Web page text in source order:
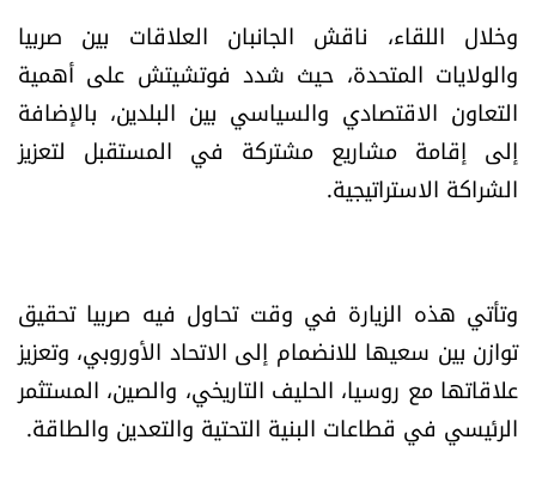
اقتصاد
العالم
الصحافة الإسرائيلية
فصل من كتاب
اقرأ تضحك
كاميرا
وخلال اللقاء، ناقش الجانبان العلاقات بين صربيا
والولايات المتحدة، حيث شدد فوتشيتش على أهمية
التعاون الاقتصادي والسياسي بين البلدين، بالإضافة
إلى إقامة مشاريع مشتركة في المستقبل لتعزيز
الشراكة الاستراتيجية.
وتأتي هذه الزيارة في وقت تحاول فيه صربيا تحقيق
توازن بين سعيها للانضمام إلى الاتحاد الأوروبي، وتعزيز
علاقاتها مع روسيا، الحليف التاريخي، والصين، المستثمر
الرئيسي في قطاعات البنية التحتية والتعدين والطاقة.